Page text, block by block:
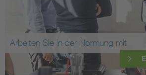
Arbeiten Sie in der Normung mit